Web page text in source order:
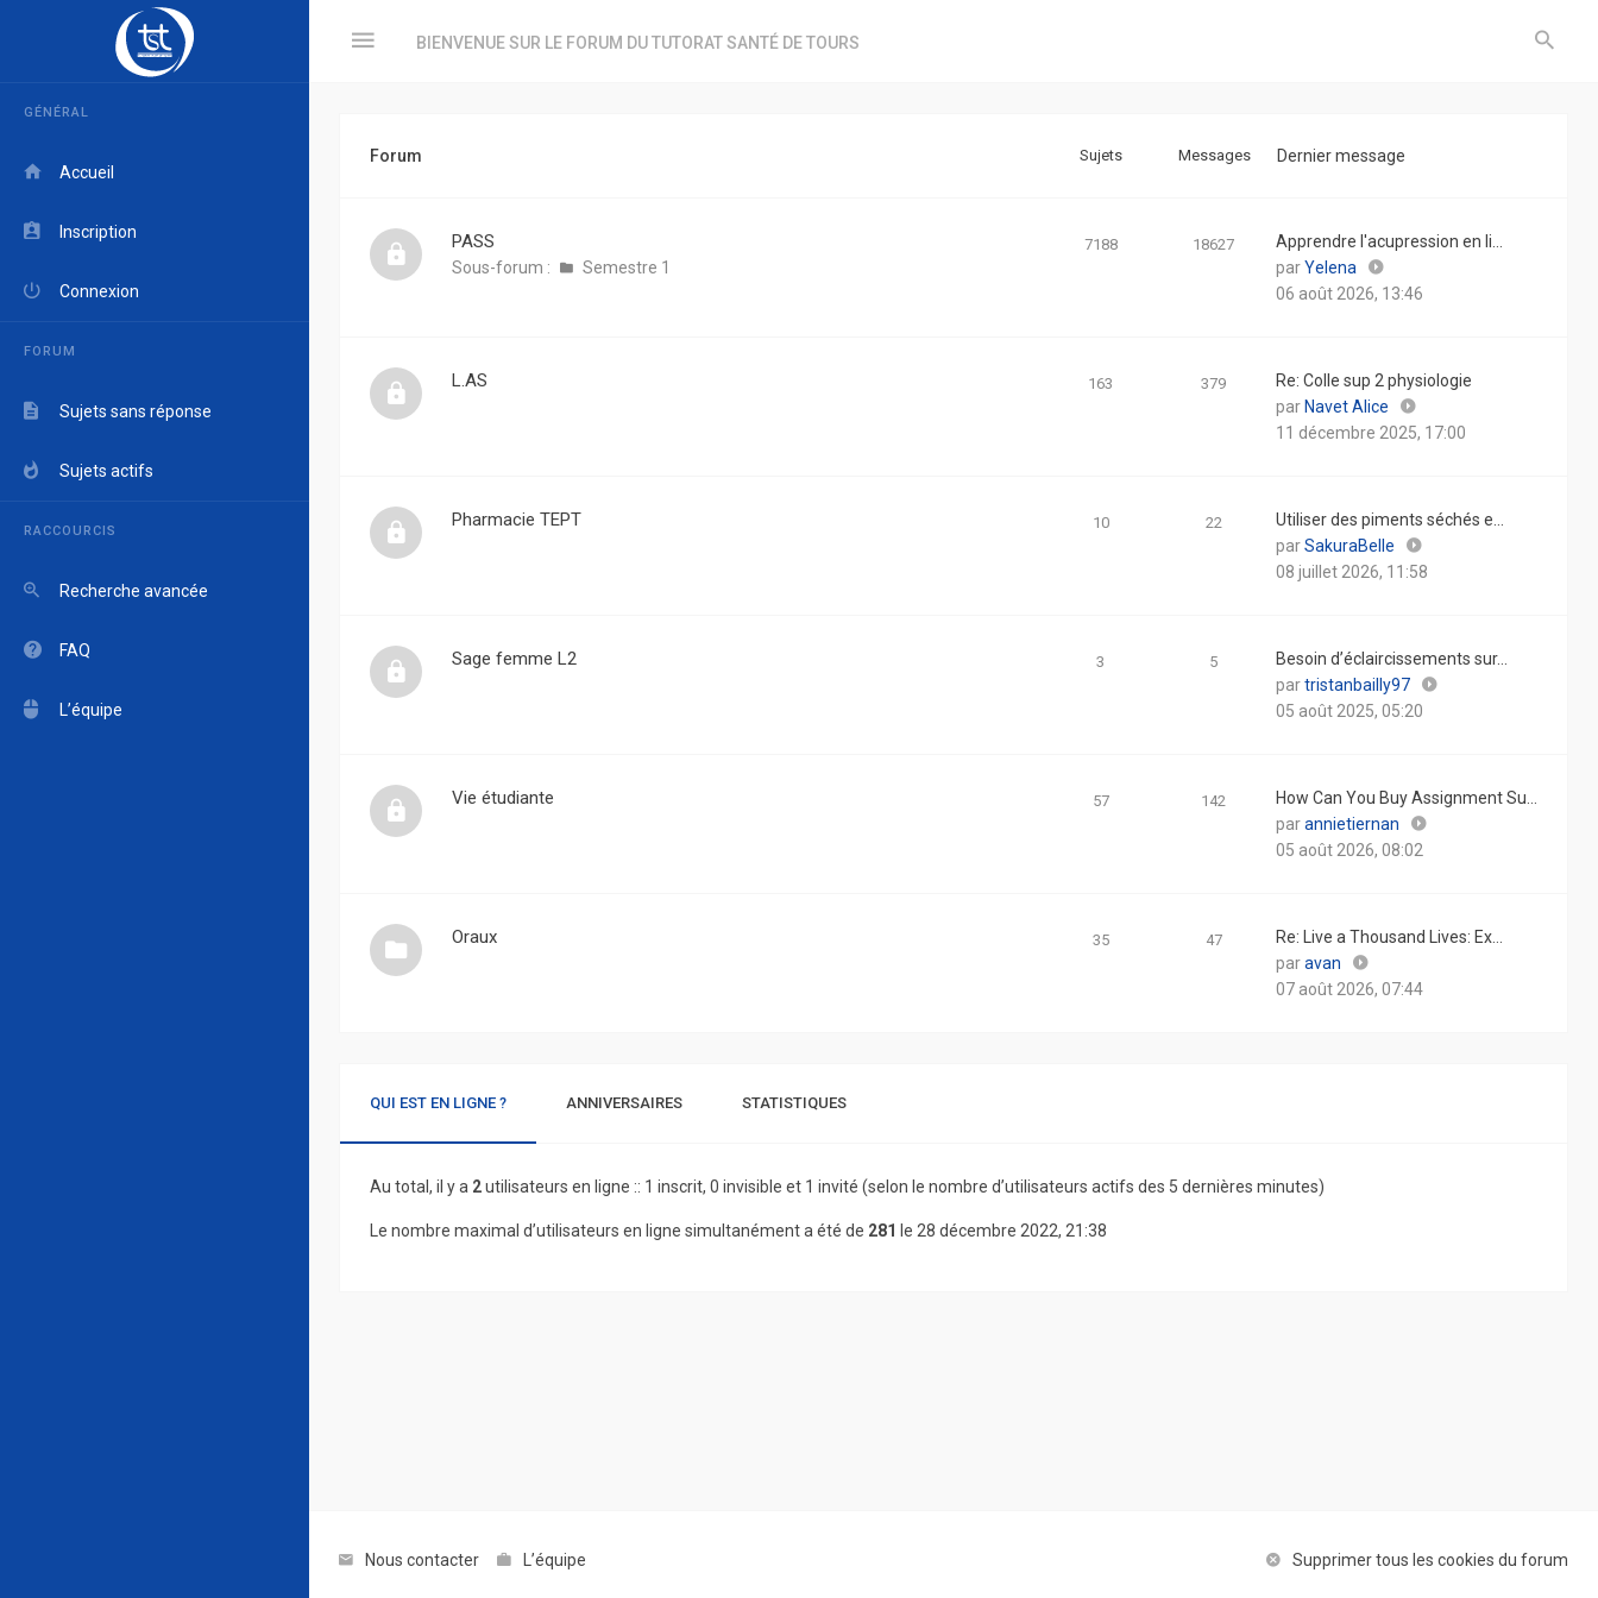
BIENVENUE SUR LE FORUM DU TUTORAT SANTÉ DE TOURS
GÉNÉRAL
Accueil
Inscription
Connexion
FORUM
Sujets sans réponse
Sujets actifs
RACCOURCIS
Recherche avancée
FAQ
L’équipe
Forum Sujets Messages Dernier message
PASS
Sous-forum : Semestre 1
7188 18627
Apprendre l'acupression en li…
parYelena
Consulter
le
06 août 2026, 13:46
L.AS 163 379
Re: Colle sup 2 physiologie
par Navet Alice
Consulter
le
11 décembre 2025, 17:00
Pharmacie TEPT 10 22
Utiliser des piments séchés e…
parSakuraBelle
Consulter
le
08 juillet 2026, 11:58
Sage femme L2 3 5
Besoin d’éclaircissements sur…
partristanbailly97
Consulter
05 août 2025, 05:20
Vie étudiante 57 142
How Can You Buy Assignment Su…
parannietiernan
Consulter
05 août 2026, 08:02
Oraux 35 47
Re: Live a Thousand Lives: Ex…
paravan
Consulter
le
07 août 2026, 07:44
QUI EST EN LIGNE ? ANNIVERSAIRES STATISTIQUES
Au total, il y a 2utilisateurs en ligne :: 1 inscrit, 0 invisible et 1 invité (selon le nombre d’utilisateurs actifs des 5 dernières minutes)
Le nombre maximal d’utilisateurs en ligne simultanément a été de 281 le 28 décembre 2022, 21:38
Nous contacter L’équipe Supprimer tous les cookies du forum